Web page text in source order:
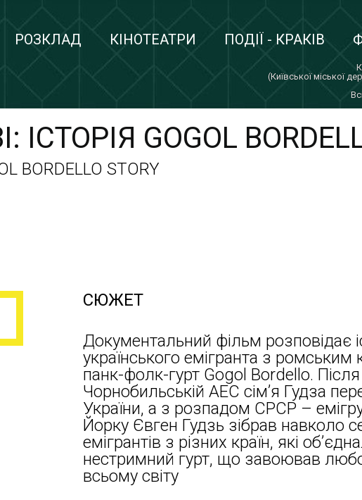
РОЗКЛАД КІНОТЕАТРИ ПОДІЇ - КРАКІВ
(Київської міської
GOGOL
BORDELLO STORY
СЮЖЕТ
Документальний фільм розповідає
українського емігранта з ромським
панк-фолк-гурт Gogol Bordello. Після
Чорнобильській АЕС сім’я Гудза
України, а з розпадом СРСР –
Йорку Євген Гудзь зібрав навколо
емігрантів з різних країн, які
нестримний гурт, що завоював
всьому світу